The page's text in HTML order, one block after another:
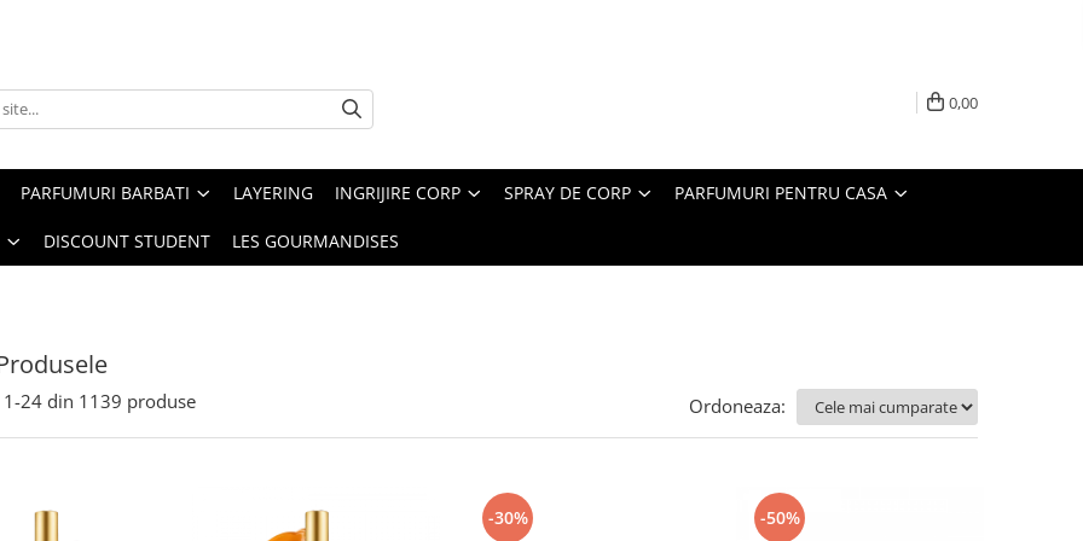
0,00
PARFUMURI BARBATI LAYERING INGRIJIRE CORP SPRAY DE CORP PARFUMURI PENTRU CASA
DISCOUNT STUDENT LES GOURMANDISES
1-24 din 1139 produse Ordoneaza:
-30% -50%